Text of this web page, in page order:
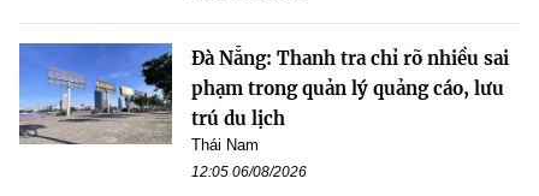
Đà Nẵng: Thanh tra chỉ rõ nhiều sai
phạm trong quản lý quảng cáo, lưu
trú du lịch
Thái Nam
12:05 06/08/2026